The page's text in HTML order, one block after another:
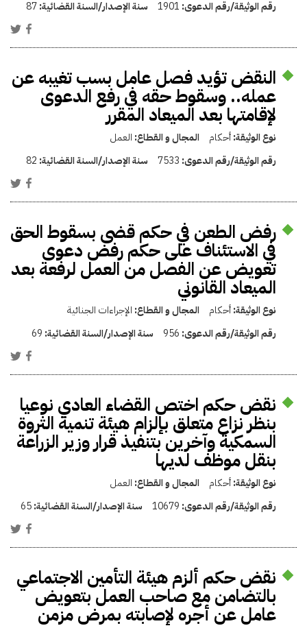
رقم الوثيقة/رقم الدعوى: 1901 سنة الإصدار/السنة القضائية:87
النقض تؤيد فصل عامل بسب تغيبه عن
عمله.. وسقوط حقه في رفع الدعوى
لإقامتها بعد الميعاد المقرر
نوع الوثيقة:أحكام المجال و القطاع: العمل
رقم الوثيقة/رقم الدعوى: 7533 سنة الإصدار/السنة القضائية: 82
رفض الطعن في حكم قضى بسقوط الحق
في الاستئناف على حكم رفض دعوى
تعويض عن الفصل من العمل لرفعة بعد
الميعاد القانوني
نوع الوثيقة:أحكام المجال و القطاع: الإجراءات الجنائية
رقم الوثيقة/رقم الدعوى: 956 سنة الإصدار/السنة القضائية: 69
نقض حكم اختص القضاء العادي نوعيا
بنظر نزاع متعلق بإلزام هيئة تنمية الثروة
السمكية وآخرين بتنفيذ قرار وزير الزراعة
بنقل موظف لديها
نوع الوثيقة:أحكام المجال و القطاع: العمل
رقم الوثيقة/رقم الدعوى: 10679 سنة الإصدار/السنة القضائية:65
نقض حكم ألزم هيئة التأمين الاجتماعي
بالتضامن مع صاحب العمل بتعويض
عامل عن أجره لإصابته بمرض مزمن